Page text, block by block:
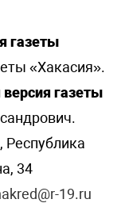
газеты
«Хакасия».
газеты
Республика
34
19.ru